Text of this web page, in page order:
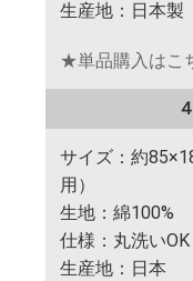
生産地：日本製
★単品購入はこ
サイズ：約
用）
生地：綿100%
仕様：丸洗い
生産地：日本